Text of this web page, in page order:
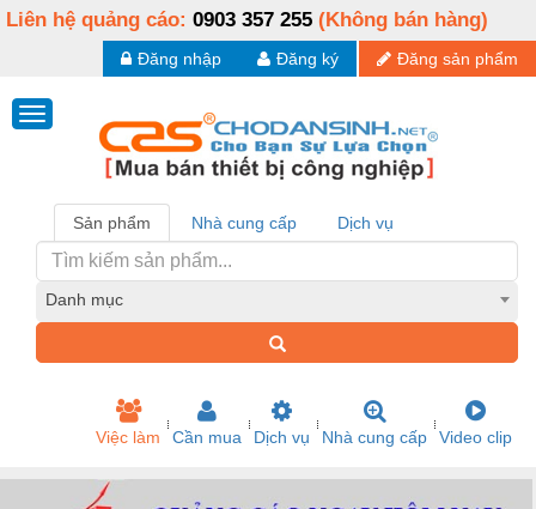
Liên hệ quảng cáo: 0903 357 255 (Không bán hàng)
Đăng sản phẩm
Đăng ký
Đăng nhập
Sản phẩm Nhà cung cấp Dịch vụ
Danh mục
Việc làm Cần mua Dịch vụ Nhà cung cấp Video clip